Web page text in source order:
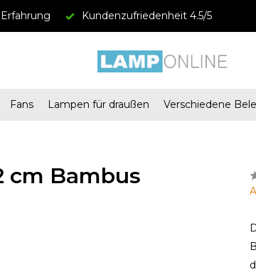
Kundenzufriedenheit 4.5/5
Fans Lampen für draußen Verschiedene
cm Bambus